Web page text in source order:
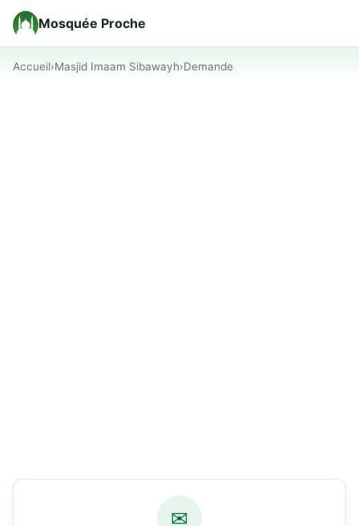
Mosquée Proche
Accueil›Masjid Imaam Sibawayh›Demande
✉